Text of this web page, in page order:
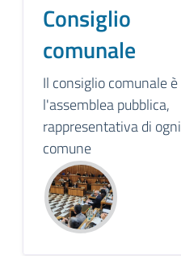
Consiglio
comunale
Il consiglio comunale è
l'assemblea pubblica,
rappresentativa di ogni
comune